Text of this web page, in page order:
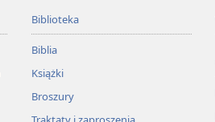
Biblioteka
Biblia
Książki
Broszury